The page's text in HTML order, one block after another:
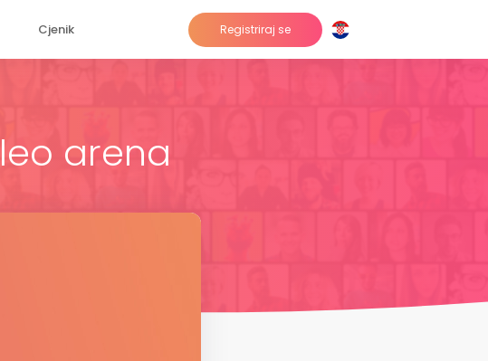
Cjenik Registriraj se
arena